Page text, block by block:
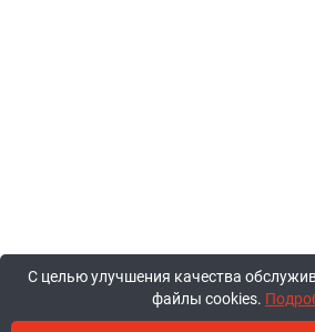
С целью улучшения качества
файлы cookies.